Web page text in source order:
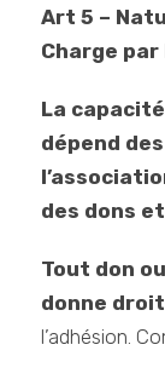
Art 5 –
Charge
La
dépend
des dons
Tout don
donne
l’adhésion.